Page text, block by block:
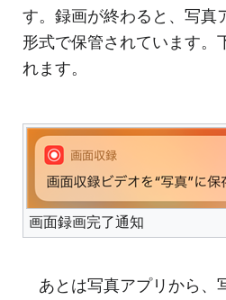
す。録画が終わると、写真
形式で保管されています。
れます。
画面録画完了通知
あとは写真アプリから、